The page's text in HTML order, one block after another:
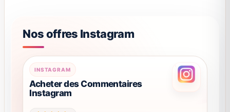
Nos offres Instagram
INSTAGRAM
Acheter des Commentaires
Instagram
Ce
produit
a